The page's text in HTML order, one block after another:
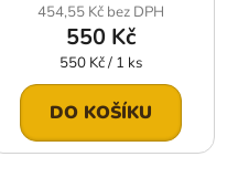
454,55 Kč bez DPH
550 Kč
Měrná
cena:
550 Kč / 1 ks
DO KOŠÍKU